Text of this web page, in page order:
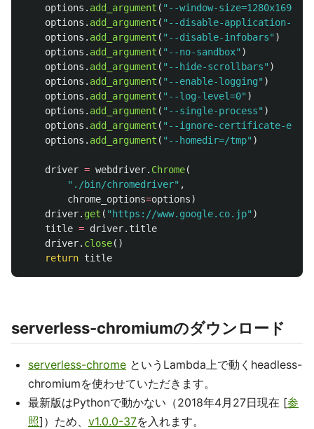
options . add_argument ( " --window-size=1280x1696
options . add_argument ( " --disable-application-
options . add_argument ( " --disable-infobars" )
options . add_argument ( " --no-sandbox" )
options . add_argument ( " --hide-scrollbars" )
options . add_argument ( " --enable-logging" )
options . add_argument ( " --log-level=0" )
options . add_argument ( " --single-process" )
options . add_argument ( " --ignore-certificate-
options . add_argument ( " --homedir=/tmp" )
driver = webdriver. Chrome(
" ./bin/chromedriver" ,
chrome_options=options)
driver. get ( " https://www.google.co.jp" )
title = driver. title
driver. close()
return title
serverless-chromiumのダウンロード
serverless-chrome というLambda上で動くheadless-
chromiumを使わせていただきます。
最新版はPythonで動かない（2018年4月27日現在 [参
照]）ため、 v1.0.0-37を入れます。